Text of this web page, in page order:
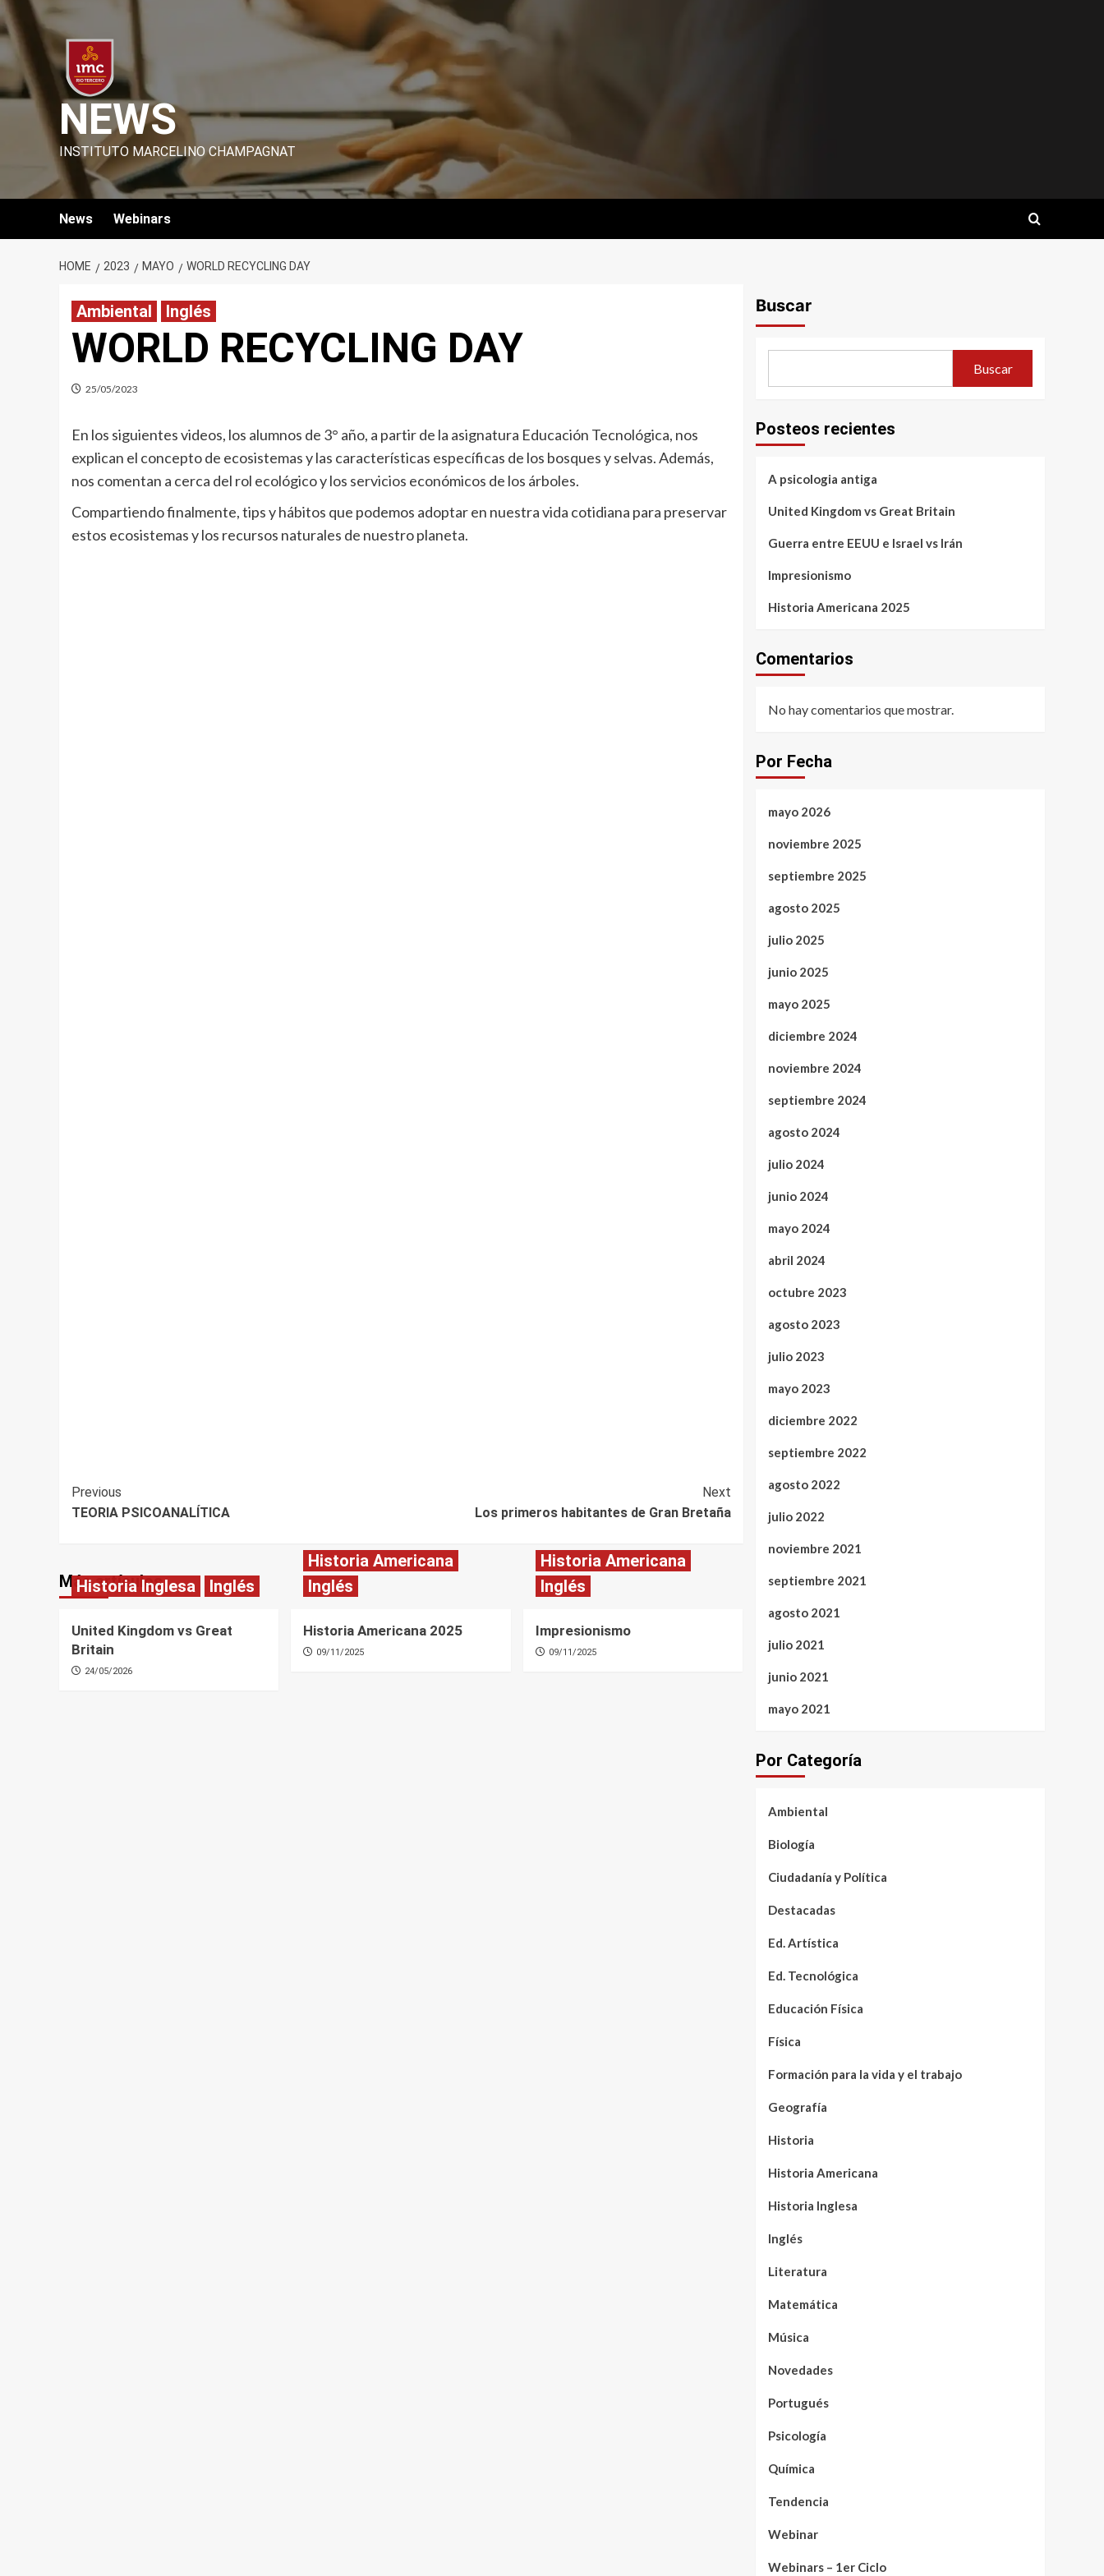
Skip
to
NEWS
INSTITUTO MARCELINO CHAMPAGNAT
News Webinars
HOME 2023 MAYO WORLD RECYCLING DAY
Ambiental Inglés
WORLD RECYCLING DAY
25/05/2023
En los siguientes videos, los alumnos de 3° año, a partir de la asignatura Educación Tecnológica, nos
explican el concepto de ecosistemas y las características específicas de los bosques y selvas. Además,
nos comentan a cerca del rol ecológico y los servicios económicos de los árboles.
Compartiendo finalmente, tips y hábitos que podemos adoptar en nuestra vida cotidiana para preservar
estos ecosistemas y los recursos naturales de nuestro planeta.
Post
Navigation
Previous
TEORIA PSICOANALÍTICA
Next
Los primeros habitantes de Gran Bretaña
Más artículos
Historia Inglesa Inglés
United Kingdom vs Great
Britain
24/05/2026
Historia Americana
Inglés
Historia Americana 2025
09/11/2025
Historia Americana
Inglés
Impresionismo
09/11/2025
Buscar
Buscar
Posteos recientes
A psicologia antiga
United Kingdom vs Great Britain
Guerra entre EEUU e Israel vs Irán
Impresionismo
Historia Americana 2025
Comentarios
No hay comentarios que mostrar.
Por Fecha
mayo 2026
noviembre 2025
septiembre 2025
agosto 2025
julio 2025
junio 2025
mayo 2025
diciembre 2024
noviembre 2024
septiembre 2024
agosto 2024
julio 2024
junio 2024
mayo 2024
abril 2024
octubre 2023
agosto 2023
julio 2023
mayo 2023
diciembre 2022
septiembre 2022
agosto 2022
julio 2022
noviembre 2021
septiembre 2021
agosto 2021
julio 2021
junio 2021
mayo 2021
Por Categoría
Ambiental
Biología
Ciudadanía y Política
Destacadas
Ed. Artística
Ed. Tecnológica
Educación Física
Física
Formación para la vida y el trabajo
Geografía
Historia
Historia Americana
Historia Inglesa
Inglés
Literatura
Matemática
Música
Novedades
Portugués
Psicología
Química
Tendencia
Webinar
Webinars – 1er Ciclo